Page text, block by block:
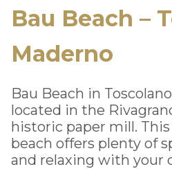
Bau Beach –
Maderno
Bau Beach in
located in the
historic paper mill.
beach offers plenty of
and relaxing with your